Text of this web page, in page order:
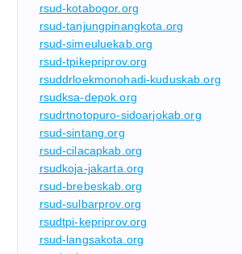
rsud-kotabogor.org
rsud-tanjungpinangkota.org
rsud-simeuluekab.org
rsud-tpikepriprov.org
rsuddrloekmonohadi-kuduskab.org
rsudksa-depok.org
rsudrtnotopuro-sidoarjokab.org
rsud-sintang.org
rsud-cilacapkab.org
rsudkoja-jakarta.org
rsud-brebeskab.org
rsud-sulbarprov.org
rsudtpi-kepriprov.org
rsud-langsakota.org